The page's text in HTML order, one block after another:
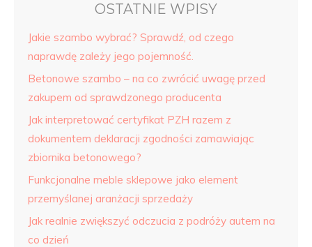
OSTATNIE WPISY
Jakie szambo wybrać? Sprawdź, od czego
naprawdę zależy jego pojemność.
Betonowe szambo – na co zwrócić uwagę przed
zakupem od sprawdzonego producenta
Jak interpretować certyfikat PZH razem z
dokumentem deklaracji zgodności zamawiając
zbiornika betonowego?
Funkcjonalne meble sklepowe jako element
przemyślanej aranżacji sprzedaży
Jak realnie zwiększyć odczucia z podróży autem na
co dzień